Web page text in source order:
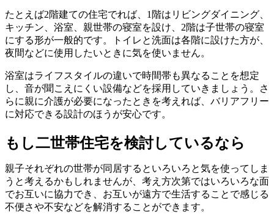
たとえば2階建ての住宅でれば、1階はリビングダイニング、
キッチン、浴室、親世帯の寝室を設け、2階は子世帯の寝室
にする形が一般的です。トイレと洗面は各階に設けた方が、
夜間などに使用したいときに気を使いません。
浴室はライフスタイルの違いで時間帯も異なることを想定
し、音が聞こえにくい設備などを採用していきましょう。さ
らに親に介護が必要になったときを考えれば、バリアフリー
に対応できる設計のほうが安心です。
もし二世帯住宅を検討しているなら
親子それぞれの世帯が同居するといろいろと気を使ってしま
うと考えるかもしれませんが、考え方次第ではいろいろな面
でお互いに協力でき、お互いが遠方で生活することで感じる
不便さや不安などを解消することができます。